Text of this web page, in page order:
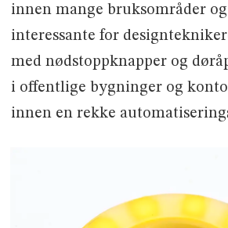
innen mange bruksområder
interessante for
med nødstoppknapper og
i offentlige bygninger og
innen en rekke